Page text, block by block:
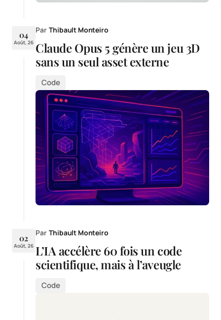
04
Août, 26
Par Thibault Monteiro
Claude Opus 5 génère un jeu 3D
sans un seul asset externe
Code
02
Août, 26
Par Thibault Monteiro
L’IA accélère 60 fois un code
scientifique, mais à l’aveugle
Code